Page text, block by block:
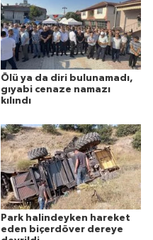
Ölü ya da diri bulunamadı,
gıyabi cenaze namazı
kılındı
Park halindeyken hareket
eden biçerdöver dereye